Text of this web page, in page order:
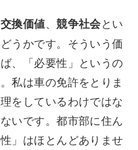
交換価値、競争社会とい
うかです。そういう価
、「必要性」というの
私は車の免許をとりま
をしているわけではな
いです。都市部に住ん
」はほとんどありませ